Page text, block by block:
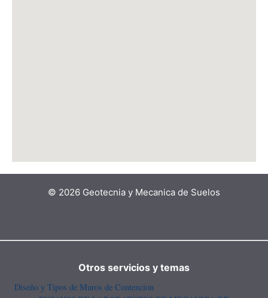
© 2026 Geotecnia y Mecanica de Suelos
Otros servicios y temas
Diseño y Tipos de Muros de Contencion